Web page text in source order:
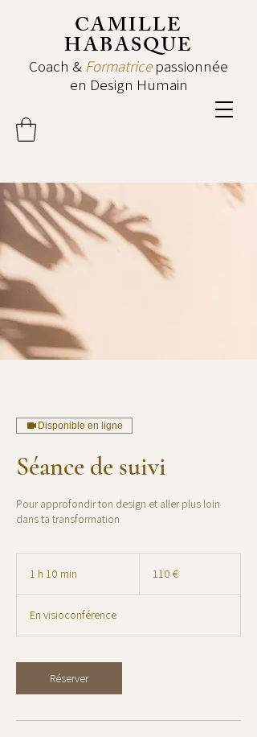
CAMILLE
HABASQUE
Coach & Formatricepassionnée
en Design Humain
Disponible en ligne
Séance de suivi
Pour approfondir ton design et aller plus loin
dans ta transformation
1 h 10 min
m
i
110 €
En visioconférence
Réserver